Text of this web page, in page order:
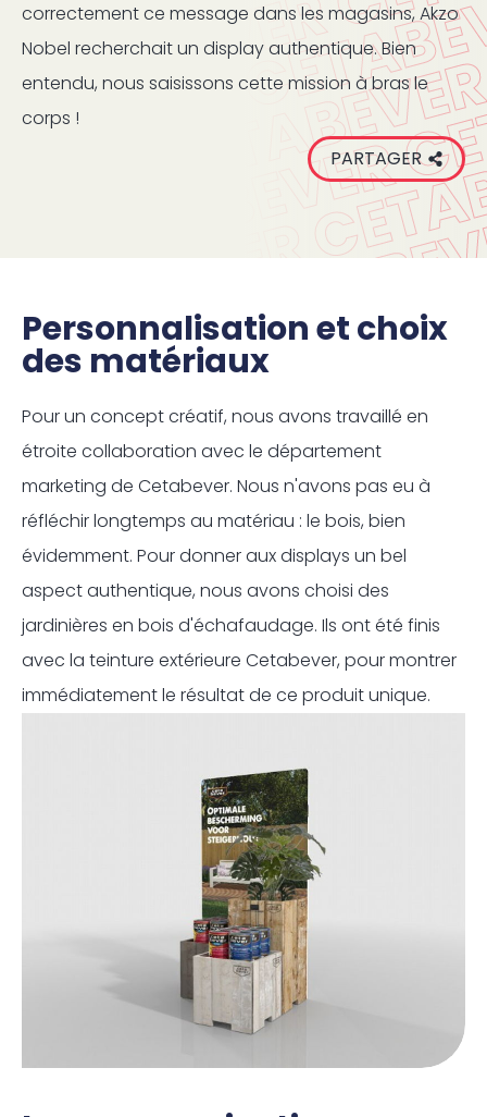
correctement ce message dans les magasins, Akzo
Nobel recherchait un display authentique. Bien
entendu, nous saisissons cette mission à bras le
corps !
PARTAGER
Personnalisation et choix
des matériaux
Pour un concept créatif, nous avons travaillé en
étroite collaboration avec le département
marketing de Cetabever. Nous n'avons pas eu à
réfléchir longtemps au matériau : le bois, bien
évidemment. Pour donner aux displays un bel
aspect authentique, nous avons choisi des
jardinières en bois d'échafaudage. Ils ont été finis
avec la teinture extérieure Cetabever, pour montrer
immédiatement le résultat de ce produit unique.